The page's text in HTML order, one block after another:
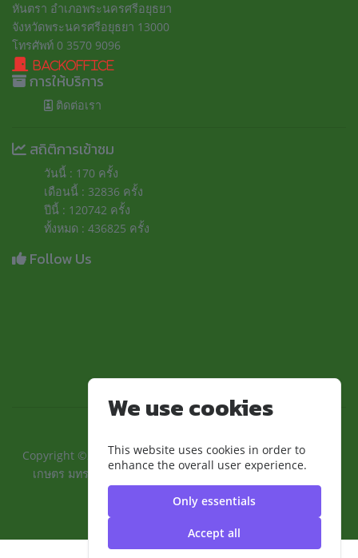
We use cookies
This website uses cookies in order to
enhance the overall user experience.
Only essentials
Accept all
หันตรา อำเภอพระนครศรีอยุธยา
จังหวัดพระนครศรีอยุธยา 13000
โทรศัพท์ 0 3570 9096
BackOffice
การให้บริการ
ติดต่อเรา
สถิติการเข้าชม
วันนี้ : 170 ครั้ง
เดือนนี้ : 32836 ครั้ง
ปีนี้ : 120742 ครั้ง
ทั้งหมด : 436825 ครั้ง
Follow Us
Copyright ©2024 ::คณะเทคโนโลยีการเกษตรและอุตสาหกรรม
เกษตร มทร.สุวรรณภูมิ:: | มหาวิทยาลัยเทคโนโลยีราชมงคล